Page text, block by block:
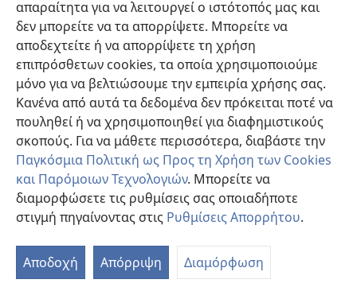
απαραίτητα για να λειτουργεί ο ιστότοπός μας και
δεν μπορείτε να τα απορρίψετε. Μπορείτε να
αποδεχτείτε ή να απορρίψετε τη χρήση
επιπρόσθετων cookies, τα οποία χρησιμοποιούμε
μόνο για να βελτιώσουμε την εμπειρία χρήσης σας.
Κανένα από αυτά τα δεδομένα δεν πρόκειται ποτέ να
πουληθεί ή να χρησιμοποιηθεί για διαφημιστικούς
σκοπούς. Για να μάθετε περισσότερα, διαβάστε την
Παγκόσμια Πολιτική ως Προς τη Χρήση των Cookies
και Παρόμοιων Τεχνολογιών. Μπορείτε να
διαμορφώσετε τις ρυθμίσεις σας οποιαδήποτε
στιγμή πηγαίνοντας στις Ρυθμίσεις Απορρήτου.
Αποδοχή Απόρριψη Διαμόρφωση
παράθυρο)ΔΙΑΔΙΚΤΥΑΚΗ ΒΙΒΛΙΟΘΗΚΗ της Σκοπιάς™
(ανοίγει
νέο
παράθυρο)
JW Hub ®
(ανοίγει
νέο
παράθυρο)JW Library®
Βιβλιοθήκη της Σκοπιάς
Copyright
© 2026 Watch Tower Bible and Tract Society of Pennsylvania.
ΟΡΟΙ ΧΡΗΣΗΣ |ΠΟΛΙΤΙΚΗ ΑΠΟΡΡΗΤΟΥ |ΡΥΘΜΙΣΕΙΣ ΑΠΟΡΡΗΤΟΥ